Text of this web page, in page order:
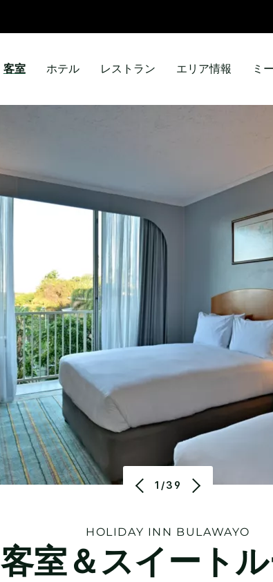
客室 ホテル レストラン エリア情報 ミ
1/39
HOLIDAY INN BULAWAYO
客室＆スイート